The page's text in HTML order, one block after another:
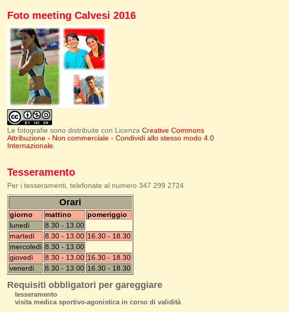
Foto meeting Calvesi 2016
Le fotografie sono distribuite con LicenzaCreative Commons
Attribuzione - Non commerciale - Condividi allo stesso modo 4.0
Internazionale.
Tesseramento
Per i tesseramenti, telefonate al numero 347 299 2724
Orari
giorno mattino
pomeriggio
lunedì
8.30 - 13.00
martedì
8.30 - 13.00 16.30 - 18.30
mercoledì 8.30 - 13.00
giovedì
8.30 - 13.00 16.30 - 18.30
venerdì
8.30 - 13.00 16.30 - 18.30
Requisiti obbligatori per gareggiare
tesseramento
visita medica sportivo-agonistica in corso di validità